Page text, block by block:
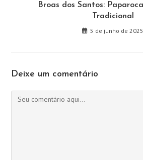
Broas dos Santos:
Tradicional
5 de junho de 2025
Deixe um comentário
Comentário